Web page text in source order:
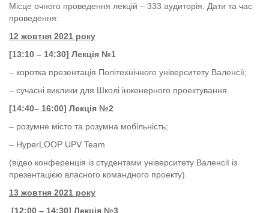
Місце очного проведення лекцій – 333 аудиторія. Дати та час
проведення:
12 жовтня 2021 року
[13:10 – 14:30] Лекція №1
– коротка презентація Політехнічного університету Валенсії;
– сучасні виклики для Школі інженерного проектування.
[14:40– 16:00] Лекція №2
– розумне місто та розумна мобільність;
– HyperLOOP UPV Team
(відео конференція із студентами університету Валенсії із
презентацією власного командного проекту).
13 жовтня 2021 року
[12:00 – 14:30] Лекція №3